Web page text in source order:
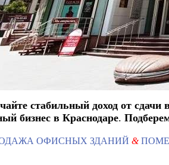
стабильный доход от
бизнес в Краснодаре.
ОФИСНЫХ ЗДАНИЙ &